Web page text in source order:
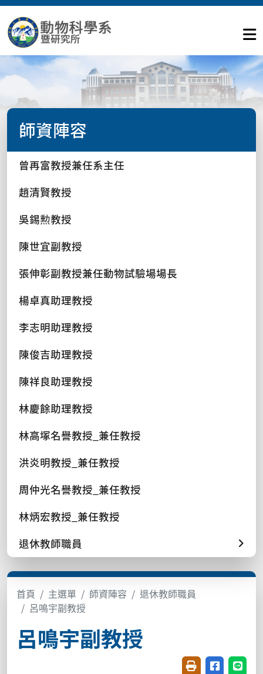
師資陣容
曾再富教授兼任系主任
趙清賢教授
吳錫勲教授
陳世宜副教授
張伸彰副教授兼任動物試驗場場長
楊卓真助理教授
李志明助理教授
陳俊吉助理教授
陳祥良助理教授
林慶餘助理教授
林高塚名譽教授_兼任教授
洪炎明教授_兼任教授
周仲光名譽教授_兼任教授
林炳宏教授_兼任教授
退休教師職員
首頁 主選單 師資陣容
退休教師職員
呂鳴宇副教授
呂鳴宇副教授
友善列印(開新視
分享至臉書
分享